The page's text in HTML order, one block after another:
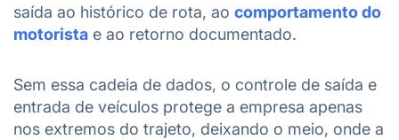
saída ao histórico de rota, ao comportamento do
motorista e ao retorno documentado.
Sem essa cadeia de dados, o controle de saída e
entrada de veículos protege a empresa apenas
nos extremos do trajeto, deixando o meio, onde a